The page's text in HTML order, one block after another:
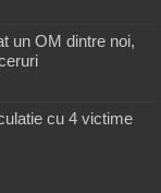
un OM dintre noi,
cu 4 victime